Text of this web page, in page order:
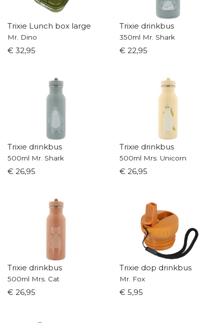
Trixie Lunch box large
Mr. Dino
€ 32,95
Trixie drinkbus
350ml Mr. Shark
€ 22,95
Trixie drinkbus
500ml Mr. Shark
€ 26,95
Trixie drinkbus
500ml Mrs. Unicorn
€ 26,95
Trixie drinkbus
500ml Mrs. Cat
€ 26,95
Trixie dop drinkbus
Mr. Fox
€ 5,95